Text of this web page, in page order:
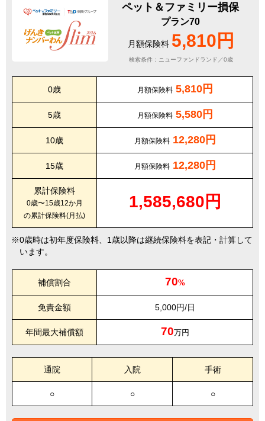
ペット＆ファミリー損保
プラン70
月額保険料 5,810円
検索条件：ニューファンドランド／0歳
0歳 月額保険料 5,810円
5歳 月額保険料 5,580円
10歳 月額保険料 12,280円
15歳 月額保険料 12,280円
累計保険料
0歳〜15歳12か月
の累計保険料(月払)
1,585,680円
0歳時は初年度保険料、1歳以降は継続保険料を表記・計算して
います。
補償割合 70%
免責金額 5,000円/日
年間最大補償額 70万円
通院 入院 手術
○ ○ ○